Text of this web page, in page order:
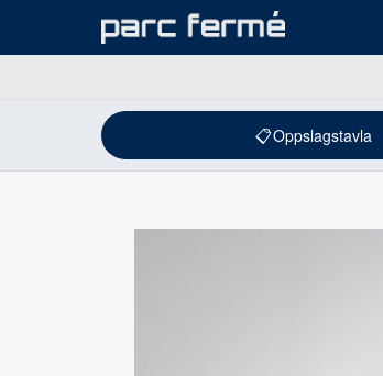
📋Oppslagstavla